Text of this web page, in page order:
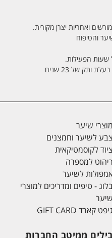
ואחריות יצרן מקורית.
שעות הפעילות.
ותק של 23 שנים
מוצרי שיער
צבע לשיער וחמצנים
ציוד לקוסמטיקאית
ריהוט למספרה
לשיער
- טיפים ומדריכים למוצרי
שיער
גיפט קארד GIFT CARD
ממיטב החברות